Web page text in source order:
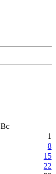
Вс
1
8
15
22